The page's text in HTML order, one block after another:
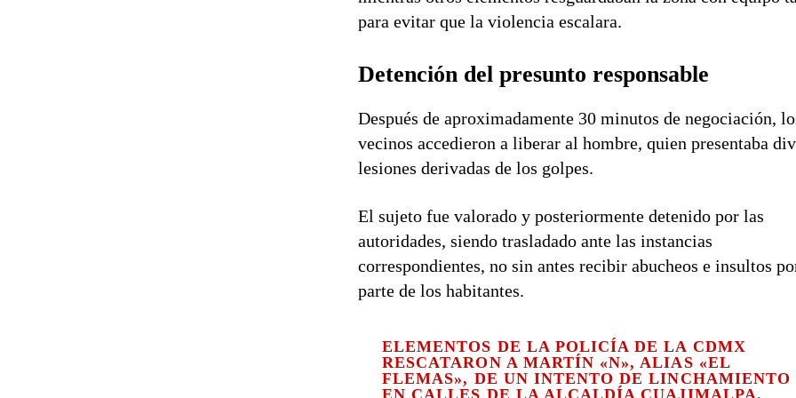
para evitar que la violencia escalara.
Detención del presunto responsable
Después de aproximadamente 30 minutos de negociación,
vecinos accedieron a liberar al hombre, quien presentaba
lesiones derivadas de los golpes.
El sujeto fue valorado y posteriormente detenido por las
autoridades, siendo trasladado ante las instancias
correspondientes, no sin antes recibir abucheos e insultos
parte de los habitantes.
ELEMENTOS DE LA POLICÍA DE LA CDMX
RESCATARON A MARTÍN «N», ALIAS «EL
FLEMAS», DE UN INTENTO DE LINCHAMIENTO
EN CALLES DE LA ALCALDÍA CUAJIMALPA.